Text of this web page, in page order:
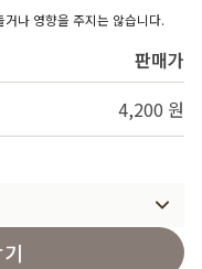
나 영향을 주지는 않습니다.
판매가
4,200 원